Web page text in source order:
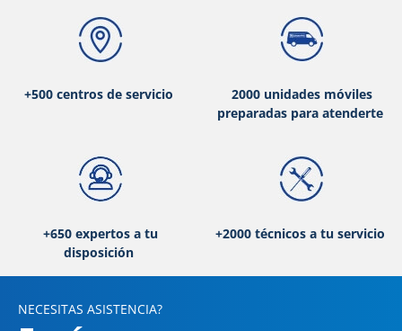
+500 centros de servicio
2000 unidades móviles
preparadas para atenderte
+650 expertos a tu
disposición
+2000 técnicos a tu servicio
NECESITAS ASISTENCIA?